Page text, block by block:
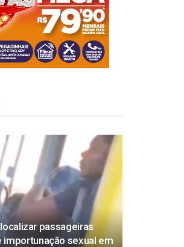
passageiras
importunação sexual em